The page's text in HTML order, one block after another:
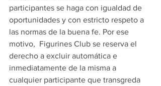
participantes se haga con igualdad de
oportunidades y con estricto respeto a
las normas de la buena fe. Por ese
motivo,  Figurines Club se reserva el
derecho a excluir automática e
inmediatamente de la misma a
cualquier participante que transgreda